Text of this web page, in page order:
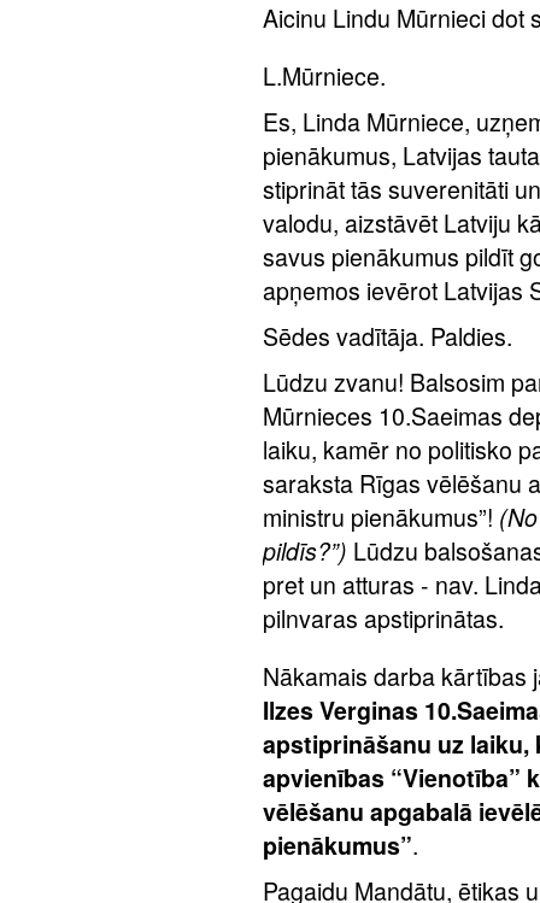
Aicinu Lindu Mūrnieci dot
L.Mūrniece.
Es, Linda Mūrniece,
pienākumus, Latvijas
stiprināt tās suverenitāti
valodu, aizstāvēt Latviju
savus pienākumus pildīt
apņemos ievērot Latvijas
Sēdes vadītāja. Paldies.
Lūdzu zvanu! Balsosim
Mūrnieces 10.Saeimas
laiku, kamēr no politisko
saraksta Rīgas vēlēšanu
ministru pienākumus”!
pildīs?”) Lūdzu
pret un atturas - nav.
pilnvaras apstiprinātas.
Nākamais darba kārtības
Ilzes Verginas
apstiprināšanu uz
apvienības “Vienotība”
vēlēšanu apgabalā
pienākumus”.
Pagaidu Mandātu, ētikas